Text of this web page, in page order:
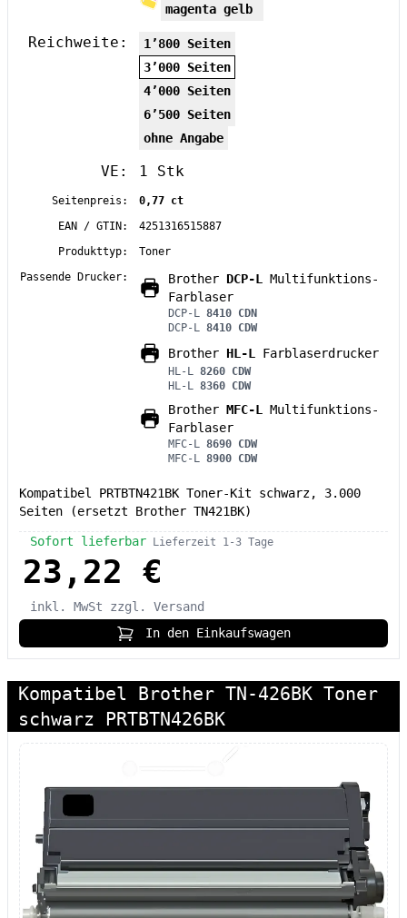
magenta gelb
Reichweite:
1’800 Seiten
3’000 Seiten
4’000 Seiten
6’500 Seiten
ohne Angabe
VE: 1 Stk
Seitenpreis:
0,77 ct
EAN / GTIN:
4251316515887
Produkttyp:
Toner
Passende Drucker:
Brother DCP-L
Multifunktions-
Farblaser
DCP-L 8410 CDN
DCP-L 8410 CDW
Brother HL-L Farblaserdrucker
HL-L 8260 CDW
HL-L 8360 CDW
Brother MFC-L
Multifunktions-
Farblaser
MFC-L 8690 CDW
MFC-L 8900 CDW
Kompatibel PRTBTN421BK Toner-Kit schwarz, 3.000
Seiten (ersetzt Brother TN421BK)
Sofort lieferbar Lieferzeit 1-3 Tage
23,22 €
inkl. MwSt
zzgl. Versand
In den Einkaufswagen
Kompatibel Brother TN-426BK Toner
schwarz PRTBTN426BK